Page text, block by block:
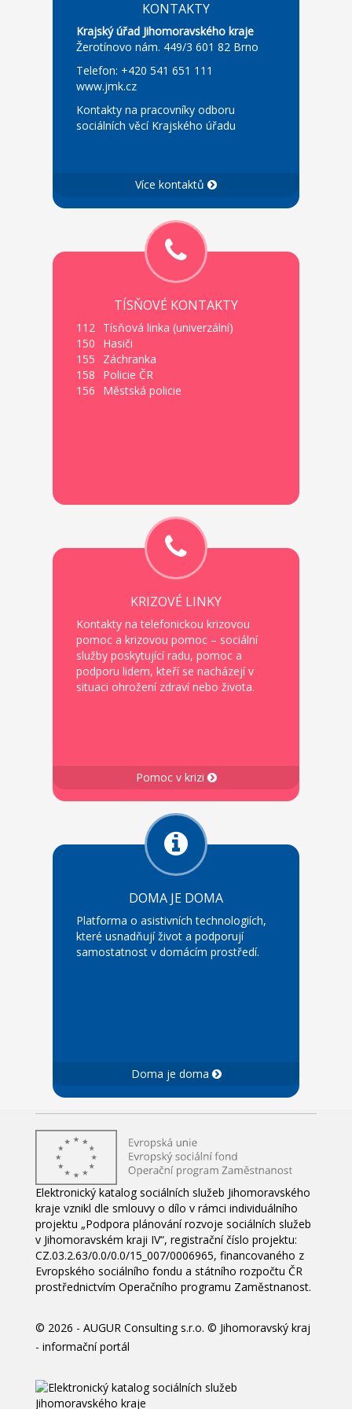
KONTAKTY
Krajský úřad Jihomoravského kraje
Žerotínovo nám. 449/3 601 82 Brno
Telefon: +420 541 651 111
www.jmk.cz
Kontakty na pracovníky odboru
sociálních věcí Krajského úřadu
Více kontaktů
TÍSŇOVÉ KONTAKTY
112 Tísňová linka (univerzální)
150
Hasiči
155
Záchranka
158
Policie ČR
156
Městská policie
KRIZOVÉ LINKY
Kontakty na telefonickou krizovou
pomoc a krizovou pomoc – sociální
služby poskytující radu, pomoc a
podporu lidem, kteří se nacházejí v
situaci ohrožení zdraví nebo života.
Pomoc v krizi
DOMA JE DOMA
Platforma o asistivních technologiích,
které usnadňují život a podporují
samostatnost v domácím prostředí.
Doma je doma
Elektronický katalog sociálních služeb Jihomoravského
kraje vznikl dle smlouvy o dílo v rámci individuálního
projektu „Podpora plánování rozvoje sociálních služeb
v Jihomoravském kraji IV“, registrační číslo projektu:
CZ.03.2.63/0.0/0.0/15_007/0006965, financovaného z
Evropského sociálního fondu a státního rozpočtu ČR
prostřednictvím Operačního programu Zaměstnanost.
© 2026 - AUGUR Consulting s.r.o. © Jihomoravský kraj
- informační portál